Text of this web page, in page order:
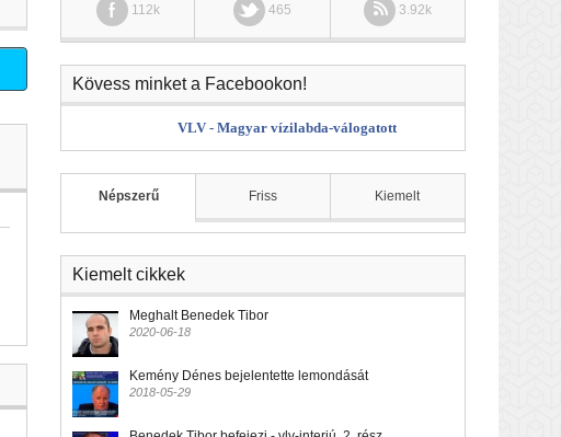
112k 465 3.92k
Kövess minket a Facebookon!
VLV - Magyar vízilabda-válogatott
Népszerű Friss Kiemelt
Kiemelt cikkek
Meghalt Benedek Tibor
2020-06-18
Kemény Dénes bejelentette lemondását
2018-05-29